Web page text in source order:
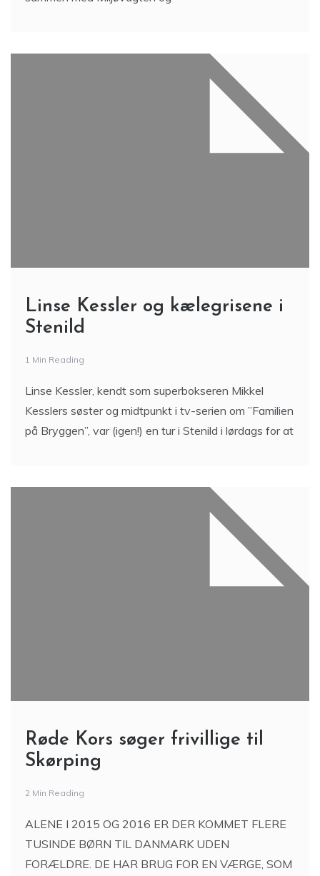
Linse Kessler og kælegrisene i
Stenild
1 Min Reading
Linse Kessler, kendt som superbokseren Mikkel
Kesslers søster og midtpunkt i tv-serien om ”Familien
på Bryggen”, var (igen!) en tur i Stenild i lørdags for at
Røde Kors søger frivillige til
Skørping
2 Min Reading
ALENE I 2015 OG 2016 ER DER KOMMET FLERE
TUSINDE BØRN TIL DANMARK UDEN
FORÆLDRE. DE HAR BRUG FOR EN VÆRGE, SOM